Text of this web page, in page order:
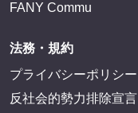
FANY Commu
法務・規約
プライバシーポリシー
反社会的勢力排除宣言